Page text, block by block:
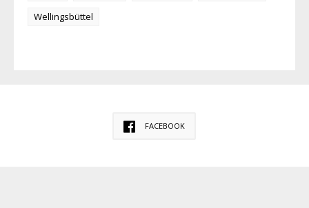
Wellingsbüttel
FACEBOOK